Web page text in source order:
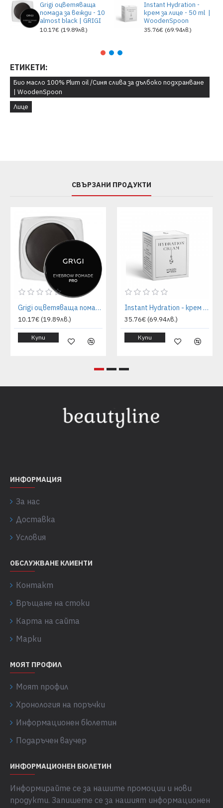
Grigi оцветяваща
помада за вежди - 10
almost black | GRIGI
10.17€ (19.89лв.)
Instant Hydration -
крем за лице - 50 ml |
WoodenSpoon
35.76€ (69.94лв.)
ЕТИКЕТИ:
Био масло 100% Plum oil /Синя слива за дълбоко подхранване
| WoodenSpoon
Лице
СВЪРЗАНИ ПРОДУКТИ
Grigi оцветяваща помада за вежди - 10 almost black | GRIGI
10.17€ (19.89лв.)
Купи
Instant Hydration - крем за лице - 50 ml | WoodenSpoon
35.76€ (69.94лв.)
Купи
ИНФОРМАЦИЯ
За нас
Доставка
Условия
ОБСЛУЖВАНЕ КЛИЕНТИ
Контакт
Връщане на стоки
Карта на сайта
Марки
МОЯТ ПРОФИЛ
Моят профил
Хронология на поръчки
Информационен бюлетин
Подаръчен ваучер
ИНФОРМАЦИОНЕН БЮЛЕТИН
Информирайте се за нашите промоции и нови
продукти. Запишете се за нашият информационен